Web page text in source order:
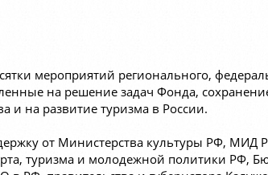
мероприятий регионального,
на решение задач Фонда,
и на развитие туризма в России.
от Министерства культуры РФ, МИД
туризма и молодежной политики РФ,